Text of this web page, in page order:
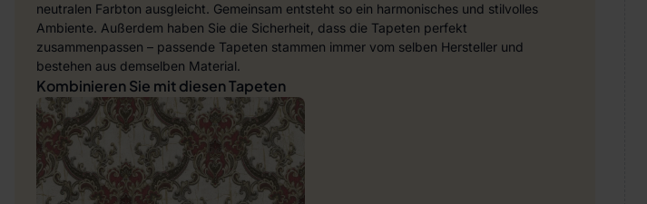
neutralen Farbton ausgleicht. Gemeinsam entsteht so ein harmonisches und stilvolles
Ambiente. Außerdem haben Sie die Sicherheit, dass die Tapeten perfekt
zusammenpassen – passende Tapeten stammen immer vom selben Hersteller und
bestehen aus demselben Material.
Kombinieren Sie mit diesen Tapeten